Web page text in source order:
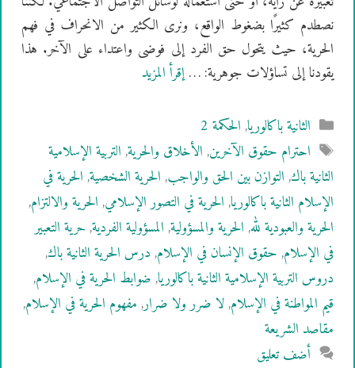
نصطدم كثيرًا بضغوط الواقع، ونرى الكثير من الانحراف في فهم
الحرية، حيث يتحول حق الفرد إلى فوضى واعتداء على الآخر. هذا
يقودنا إلى تساؤلات جوهرية: …إقرأ المزيد
التصنيفات
الثانية باكالوريا,الحكمة 2
الوسوم
احترام حقوق الآخرين,الأخلاق والحرية,التربية الإسلامية
الثانية باك,التوازن بين الحق والواجب,الحرية الشخصية,الحرية في
الإسلام الثانية باكالوريا,الحرية في التصور الإسلامي,الحرية والالتزام,
الحرية والعبودية لله,الحرية والمسؤولية,المسؤولية الفردية,حرية التعبير
في الإسلام,حقوق الإنسان في الإسلام,درس الحرية الثانية باك,
دروس التربية الإسلامية الثانية باكالوريا,ضوابط الحرية في الإسلام,
قيم المواطنة في الإسلام,لا ضرر ولا ضرار,مفهوم الحرية في الإسلام,
مقاصد الشريعة
أضف تعليق